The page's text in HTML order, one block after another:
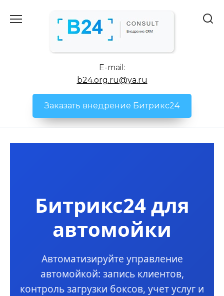
E-mail:
b24.org.ru@ya.ru
Заказать внедрение Битрикс24
Битрикс24 для
автомойки
Автоматизируйте управление
автомойкой: запись клиентов,
контроль загрузки боксов, учет услуг и